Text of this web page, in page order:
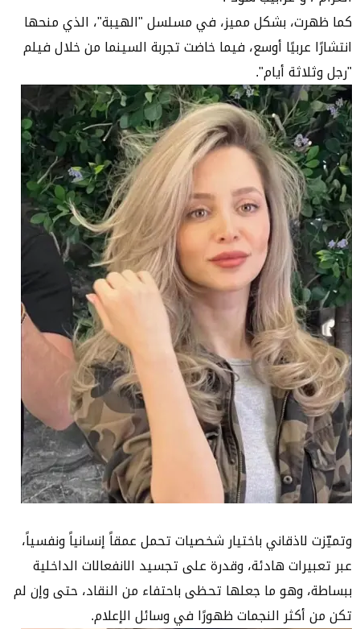
كما ظهرت، بشكل مميز، في مسلسل "الهيبة"، الذي منحها
انتشارًا عربيًا أوسع، فيما خاضت تجربة السينما من خلال فيلم
"رجل وثلاثة أيام".
وتميّزت لاذقاني باختيار شخصيات تحمل عمقاً إنسانياً ونفسياً،
عبر تعبيرات هادئة، وقدرة على تجسيد الانفعالات الداخلية
ببساطة، وهو ما جعلها تحظى باحتفاء من النقاد، حتى وإن لم
تكن من أكثر النجمات ظهورًا في وسائل الإعلام.